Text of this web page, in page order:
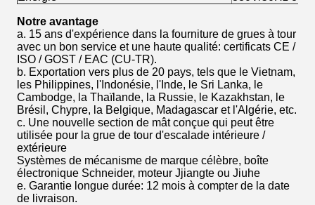
Notre avantage
a. 15 ans d'expérience dans la fourniture de grues à tour
avec un bon service et une haute qualité: certificats CE /
ISO / GOST / EAC (CU-TR).
b. Exportation vers plus de 20 pays, tels que le Vietnam,
les Philippines, l'Indonésie, l'Inde, le Sri Lanka, le
Cambodge, la Thaïlande, la Russie, le Kazakhstan, le
Brésil, Chypre, la Belgique, Madagascar et l'Algérie, etc.
c. Une nouvelle section de mât conçue qui peut être
utilisée pour la grue de tour d'escalade intérieure /
extérieure
Systèmes de mécanisme de marque célèbre, boîte
électronique Schneider, moteur Jjiangte ou Jiuhe
e. Garantie longue durée: 12 mois à compter de la date
de livraison.